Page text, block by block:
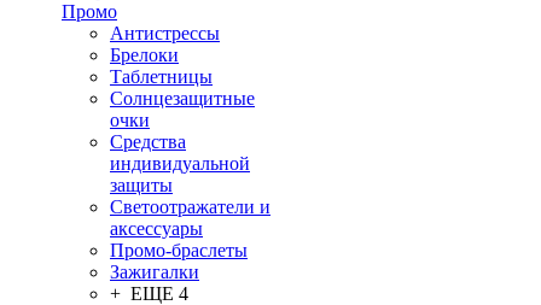
Промо
Антистрессы
Брелоки
Таблетницы
Солнцезащитные
очки
Средства
индивидуальной
защиты
Светоотражатели и
аксессуары
Промо-браслеты
Зажигалки
+ ЕЩЕ 4